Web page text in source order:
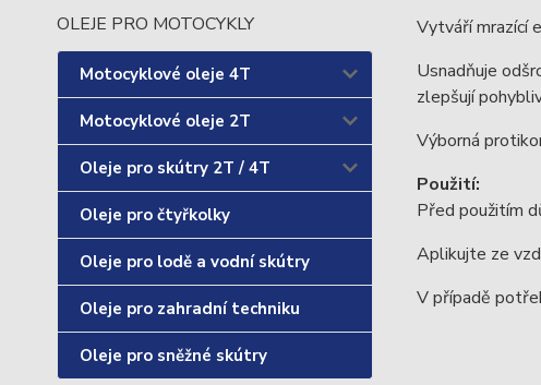
OLEJE PRO MOTOCYKLY
Motocyklové oleje 4T
Motocyklové oleje 2T
Oleje pro skútry 2T / 4T
Oleje pro čtyřkolky
Oleje pro lodě a vodní skútry
Oleje pro zahradní techniku
Oleje pro sněžné skútry
Vytváří mrazící
Usnadňuje
zlepšují
Výborná
Použití:
Před použitím
Aplikujte ze
V případě